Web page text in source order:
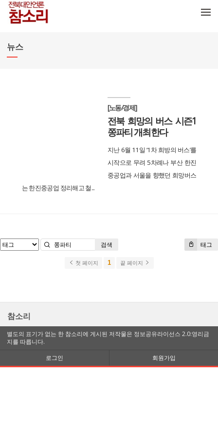
뉴스
[노동/경제]
전북 희망의 버스 시즌1
쫑파티 개최한다
지난 6월 11일 ‘1차 희방의 버스’를
시작으로 무려 5차례나 부산 한진
중공업과 서울을 향했던 희망버스
는 한진중공업 정리해고 철...
태그
검색
첫 페이지 1 끝 페이지
참소리
별도의 표기가 없는 한 참소리에 게시된 저작물은 정보공유라이선스 2.0:영리금
지를 따릅니다.
로그인
회원가입